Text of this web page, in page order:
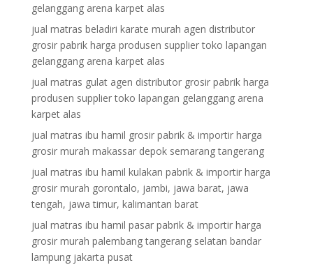
gelanggang arena karpet alas
jual matras beladiri karate murah agen distributor
grosir pabrik harga produsen supplier toko lapangan
gelanggang arena karpet alas
jual matras gulat agen distributor grosir pabrik harga
produsen supplier toko lapangan gelanggang arena
karpet alas
jual matras ibu hamil grosir pabrik & importir harga
grosir murah makassar depok semarang tangerang
jual matras ibu hamil kulakan pabrik & importir harga
grosir murah gorontalo, jambi, jawa barat, jawa
tengah, jawa timur, kalimantan barat
jual matras ibu hamil pasar pabrik & importir harga
grosir murah palembang tangerang selatan bandar
lampung jakarta pusat